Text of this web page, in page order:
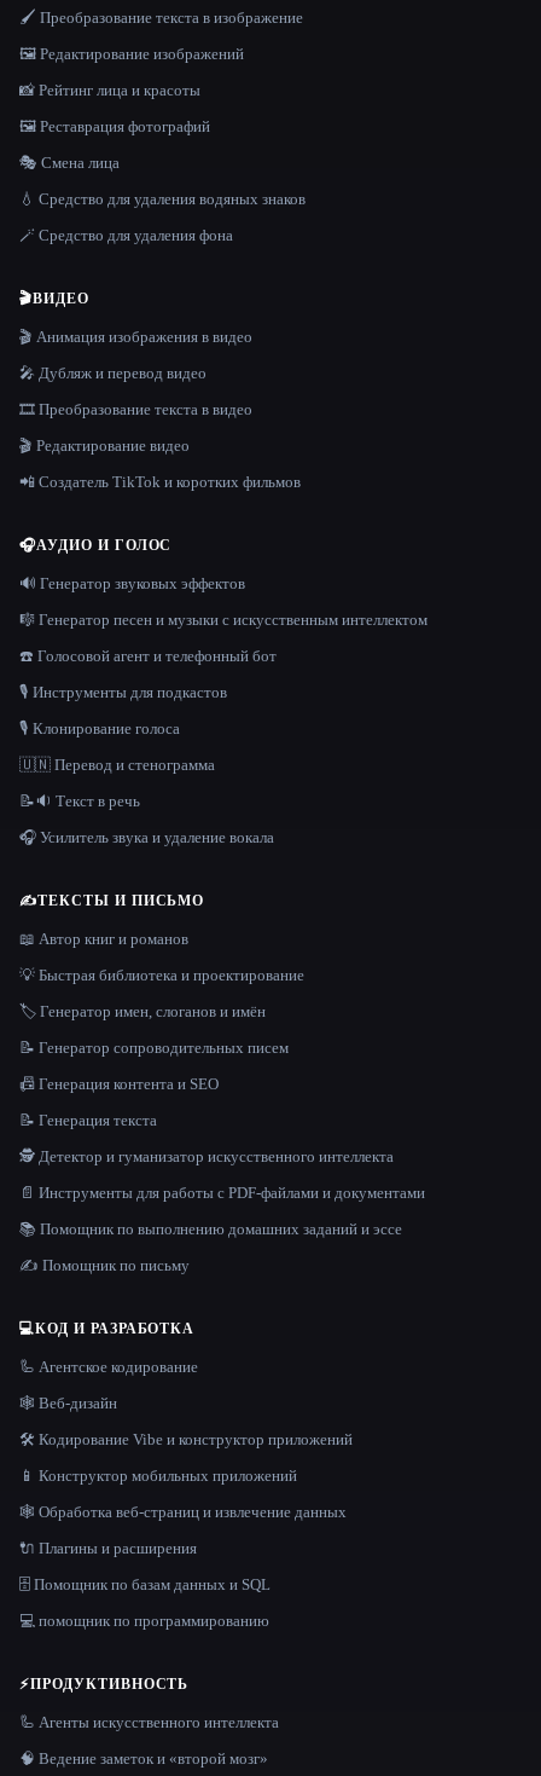
🖌️ Преобразование текста в изображение
🖼️ Редактирование изображений
📸 Рейтинг лица и красоты
🖼️ Реставрация фотографий
🎭 Смена лица
💧 Средство для удаления водяных знаков
🪄 Средство для удаления фона
🎬ВИДЕО
🎬 Анимация изображения в видео
🎤 Дубляж и перевод видео
🎞️ Преобразование текста в видео
🎬 Редактирование видео
📲 Создатель TikTok и коротких фильмов
🎧АУДИО И ГОЛОС
🔊 Генератор звуковых эффектов
🎼 Генератор песен и музыки с искусственным интеллектом
☎️ Голосовой агент и телефонный бот
🎙️ Инструменты для подкастов
🎙️ Клонирование голоса
🇺🇳 Перевод и стенограмма
📝🔉 Текст в речь
🎧 Усилитель звука и удаление вокала
✍️ТЕКСТЫ И ПИСЬМО
📖 Автор книг и романов
💡 Быстрая библиотека и проектирование
🏷️ Генератор имен, слоганов и имён
📝 Генератор сопроводительных писем
📠 Генерация контента и SEO
📝 Генерация текста
🕵️ Детектор и гуманизатор искусственного интеллекта
📄 Инструменты для работы с PDF-файлами и документами
📚 Помощник по выполнению домашних заданий и эссе
✍️ Помощник по письму
💻КОД И РАЗРАБОТКА
🦾 Агентское кодирование
🕸 Веб-дизайн
🛠️ Кодирование Vibe и конструктор приложений
📱 Конструктор мобильных приложений
🕸️ Обработка веб-страниц и извлечение данных
🔌 Плагины и расширения
🗄️ Помощник по базам данных и SQL
💻 помощник по программированию
⚡ПРОДУКТИВНОСТЬ
🦾 Агенты искусственного интеллекта
🧠 Ведение заметок и «второй мозг»